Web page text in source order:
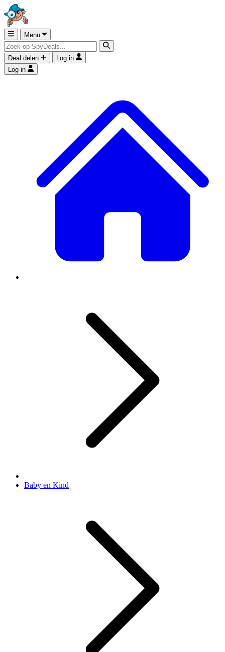
Menu
Deal delen
Log in
Log in
Baby en Kind